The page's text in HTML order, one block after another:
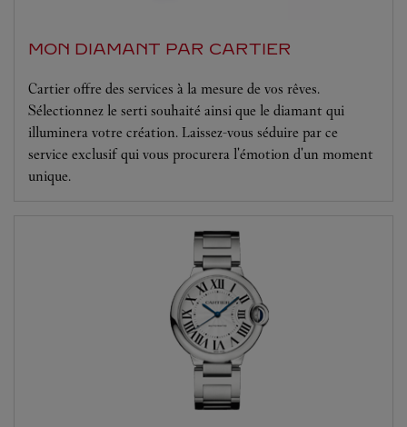
MON DIAMANT PAR CARTIER
Cartier offre des services à la mesure de vos rêves.
Sélectionnez le serti souhaité ainsi que le diamant qui
illuminera votre création. Laissez-vous séduire par ce
service exclusif qui vous procurera l'émotion d'un moment
unique.